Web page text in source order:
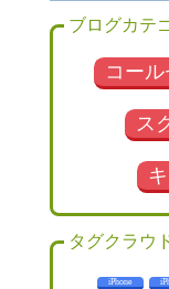
ブログカテ
コー
ス
タグクラウ
iPhone